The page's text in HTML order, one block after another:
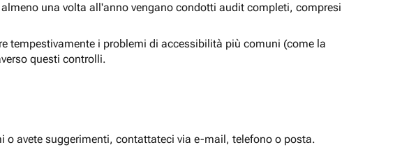
una volta all'anno vengano condotti audit completi, compresi
tempestivamente i problemi di accessibilità più comuni (come la
questi controlli.
o avete suggerimenti, contattateci via e-mail, telefono o posta.